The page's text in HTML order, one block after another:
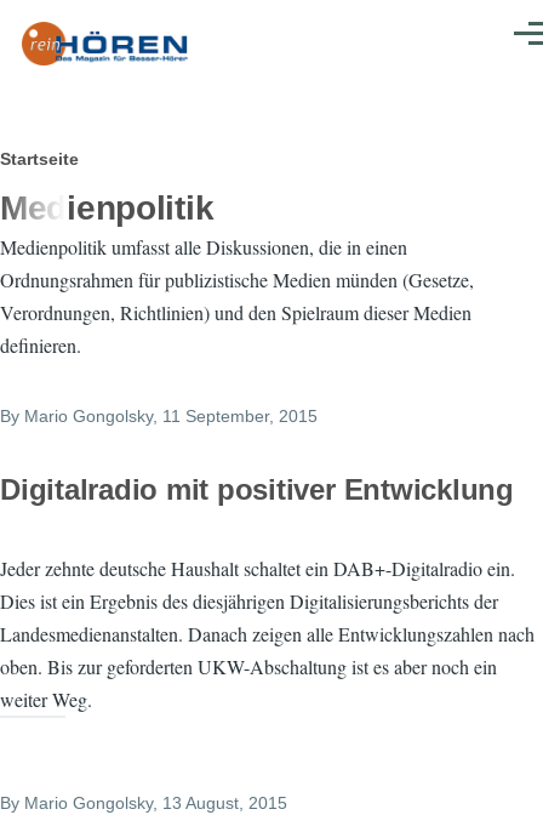
Pfadnavigation
Startseite
Medienpolitik
Medienpolitik umfasst alle Diskussionen, die in einen
Ordnungsrahmen für publizistische Medien münden (Gesetze,
Verordnungen, Richtlinien) und den Spielraum dieser Medien
definieren.
By Mario Gongolsky, 11 September, 2015
Digitalradio mit positiver Entwicklung
Jeder zehnte deutsche Haushalt schaltet ein DAB+-Digitalradio ein.
Dies ist ein Ergebnis des diesjährigen Digitalisierungsberichts der
Landesmedienanstalten. Danach zeigen alle Entwicklungszahlen nach
oben. Bis zur geforderten UKW-Abschaltung ist es aber noch ein
weiter Weg.
By Mario Gongolsky, 13 August, 2015